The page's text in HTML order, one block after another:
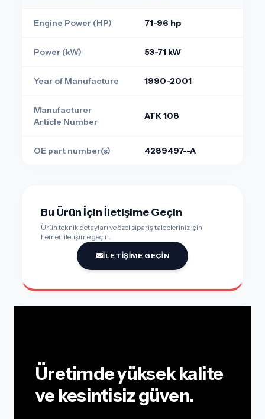
Engine Power (HP) 71-96 hp
Power (kW) 53-71 kW
Year of Manufacture 1990-2001
Manufacturer
Article Number
ATK 108
OE part number(s) 4289497--A
Bu Ürün İçin İletişime Geçin
Ürün teknik detayları ve özel sipariş talepleriniz için
hemen iletişime geçin.
İLETIŞIME GEÇIN
Üretimde yüksek kalite
ve kesintisiz güven.